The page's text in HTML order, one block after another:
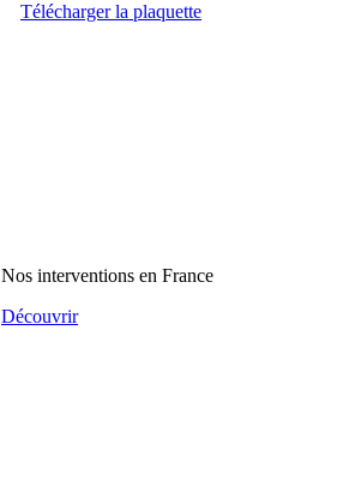
Télécharger la plaquette
Nos interventions en France
Découvrir